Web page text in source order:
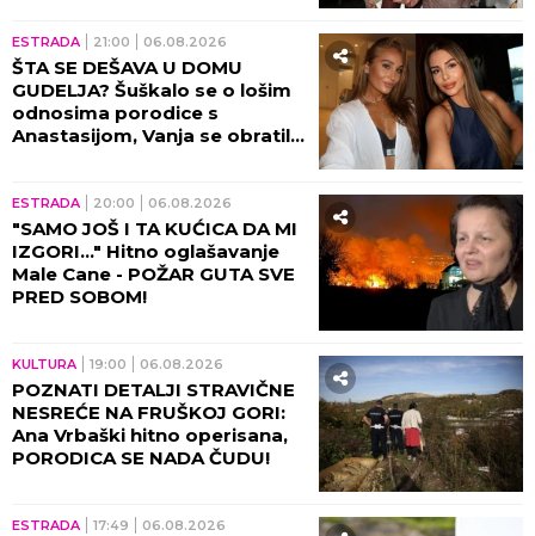
ESTRADA 21:00 06.08.2026
ŠTA SE DEŠAVA U DOMU
GUDELJA? Šuškalo se o lošim
odnosima porodice s
Anastasijom, Vanja se obratila
ESTRADA 20:00 06.08.2026
"SAMO JOŠ I TA KUĆICA DA MI
IZGORI..." Hitno oglašavanje
Male Cane - POŽAR GUTA SVE
PRED SOBOM!
KULTURA 19:00 06.08.2026
POZNATI DETALJI STRAVIČNE
NESREĆE NA FRUŠKOJ GORI:
Ana Vrbaški hitno operisana,
PORODICA SE NADA ČUDU!
ESTRADA 17:49 06.08.2026